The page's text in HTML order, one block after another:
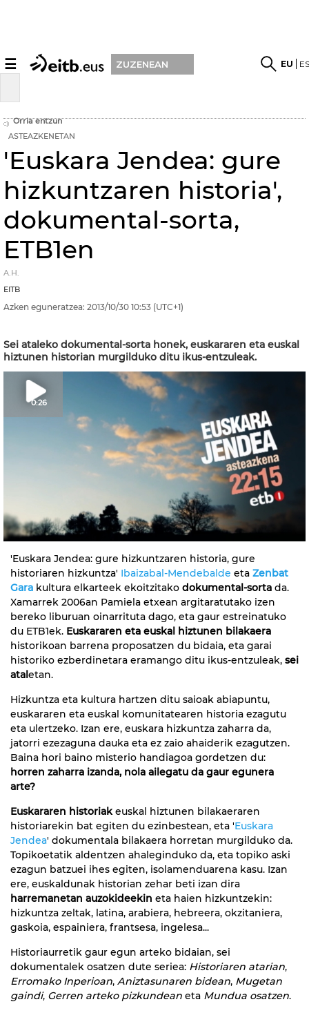
☰ ZUZENEAN EU
Orria entzun
ASTEAZKENETAN
'Euskara Jendea: gure
hizkuntzaren historia',
dokumental-sorta,
ETB1en
A.H.
EITB
Azken eguneratzea: 2013/10/30 10:53 (UTC+1)
Sei ataleko dokumental-sorta honek, euskararen eta euskal
hiztunen historian murgilduko ditu ikus-entzuleak.
0:26
'Euskara Jendea: gure hizkuntzaren historia, gure
historiaren hizkuntza' Ibaizabal-Mendebalde eta Zenbat
Gara kultura elkarteek ekoitzitako dokumental-sorta da.
Xamarrek 2006an Pamiela etxean argitaratutako izen
bereko liburuan oinarrituta dago, eta gaur estreinatuko
du ETB1ek. Euskararen eta euskal hiztunen bilakaera
historikoan barrena proposatzen du bidaia, eta garai
historiko ezberdinetara eramango ditu ikus-entzuleak, sei
ataletan.
Hizkuntza eta kultura hartzen ditu saioak abiapuntu,
euskararen eta euskal komunitatearen historia ezagutu
eta ulertzeko. Izan ere, euskara hizkuntza zaharra da,
jatorri ezezaguna dauka eta ez zaio ahaiderik ezagutzen.
Baina hori baino misterio handiagoa gordetzen du:
horren zaharra izanda, nola ailegatu da gaur egunera
arte?
Euskararen historiak euskal hiztunen bilakaeraren
historiarekin bat egiten du ezinbestean, eta 'Euskara
Jendea' dokumentala bilakaera horretan murgilduko da.
Topikoetatik aldentzen ahaleginduko da, eta topiko aski
ezagun batzuei ihes egiten, isolamenduarena kasu. Izan
ere, euskaldunak historian zehar beti izan dira
harremanetan auzokideekin eta haien hizkuntzekin:
hizkuntza zeltak, latina, arabiera, hebreera, okzitaniera,
gaskoia, espainiera, frantsesa, ingelesa...
Historiaurretik gaur egun arteko bidaian, sei
dokumentalek osatzen dute seriea: Historiaren atarian,
Erromako Inperioan, Aniztasunaren bidean, Mugetan
gaindi, Gerren arteko pizkundean eta Mundua osatzen.